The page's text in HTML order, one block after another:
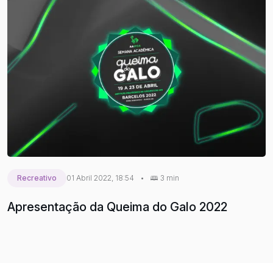
Recreativo 01 Abril 2022, 18:54 • 3 min
Apresentação da Queima do Galo 2022